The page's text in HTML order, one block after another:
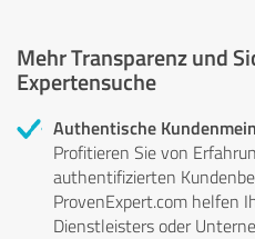
Mehr Transparenz und
Expertensuche
Authentische
Profitieren Sie von
authentifizierten
ProvenExpert.com helfen
Dienstleisters oder